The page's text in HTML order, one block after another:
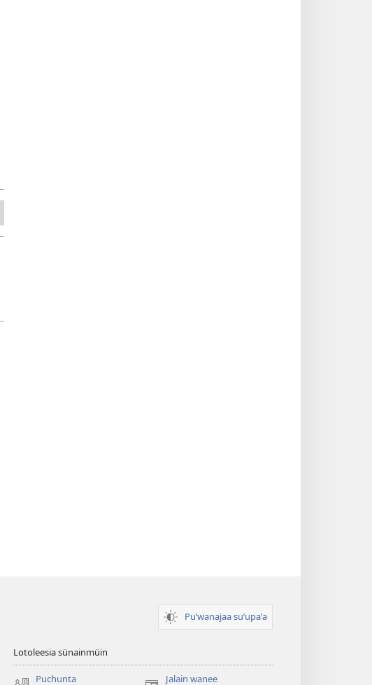
Puʼwanajaa suʼupaʼa
Lotoleesia sünainmüin
Puchunta
Jalain wanee